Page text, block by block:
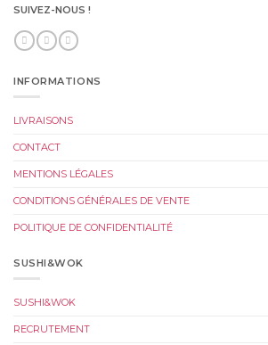
SUIVEZ-NOUS !
INFORMATIONS
LIVRAISONS
CONTACT
MENTIONS LÉGALES
CONDITIONS GÉNÉRALES DE VENTE
POLITIQUE DE CONFIDENTIALITÉ
SUSHI&WOK
SUSHI&WOK
RECRUTEMENT